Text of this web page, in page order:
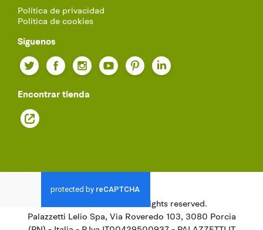
Política de privacidad
Política de cookies
Síguenos
Facebook
Twitter YouTubePinterest
Instagram
Encontrar tienda
All rights reserved.
Palazzetti Lelio Spa, Via Roveredo 103, 3080 Porcia